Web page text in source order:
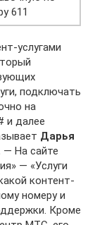
611
услугами
подключать
на
и далее
Дарья
— На сайте
— «Услуги
контент-
номеру и
Кроме